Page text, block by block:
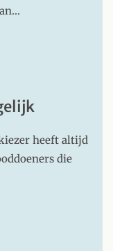
kiezer heeft altijd
die